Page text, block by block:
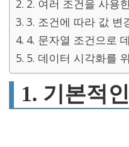
2. 여러 조건을 사용
3. 조건에 따라 값 변
4. 문자열 조건으로
5. 데이터 시각화를
1. 기본적